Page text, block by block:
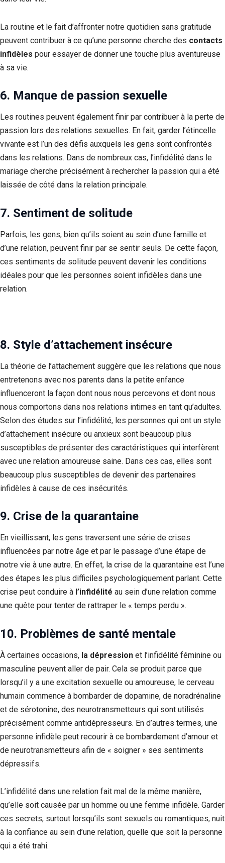
La routine et le fait d’affronter notre quotidien sans gratitude
peuvent contribuer à ce qu’une personne cherche des contacts
infidèles pour essayer de donner une touche plus aventureuse
à sa vie.
6. Manque de passion sexuelle
Les routines peuvent également finir par contribuer à la perte de
passion lors des relations sexuelles. En fait, garder l’étincelle
vivante est l’un des défis auxquels les gens sont confrontés
dans les relations. Dans de nombreux cas, l’infidélité dans le
mariage cherche précisément à rechercher la passion qui a été
laissée de côté dans la relation principale.
7. Sentiment de solitude
Parfois, les gens, bien qu’ils soient au sein d’une famille et
d’une relation, peuvent finir par se sentir seuls. De cette façon,
ces sentiments de solitude peuvent devenir les conditions
idéales pour que les personnes soient infidèles dans une
relation.
8. Style d’attachement insécure
La théorie de l’attachement suggère que les relations que nous
entretenons avec nos parents dans la petite enfance
influenceront la façon dont nous nous percevons et dont nous
nous comportons dans nos relations intimes en tant qu’adultes.
Selon des études sur l’infidélité, les personnes qui ont un style
d’attachement insécure ou anxieux sont beaucoup plus
susceptibles de présenter des caractéristiques qui interfèrent
avec une relation amoureuse saine. Dans ces cas, elles sont
beaucoup plus susceptibles de devenir des partenaires
infidèles à cause de ces insécurités.
9. Crise de la quarantaine
En vieillissant, les gens traversent une série de crises
influencées par notre âge et par le passage d’une étape de
notre vie à une autre. En effet, la crise de la quarantaine est l’une
des étapes les plus difficiles psychologiquement parlant. Cette
crise peut conduire à l’infidélité au sein d’une relation comme
une quête pour tenter de rattraper le « temps perdu ».
10. Problèmes de santé mentale
À certaines occasions, la dépression et l’infidélité féminine ou
masculine peuvent aller de pair. Cela se produit parce que
lorsqu’il y a une excitation sexuelle ou amoureuse, le cerveau
humain commence à bombarder de dopamine, de noradrénaline
et de sérotonine, des neurotransmetteurs qui sont utilisés
précisément comme antidépresseurs. En d’autres termes, une
personne infidèle peut recourir à ce bombardement d’amour et
de neurotransmetteurs afin de « soigner » ses sentiments
dépressifs.
L’infidélité dans une relation fait mal de la même manière,
qu’elle soit causée par un homme ou une femme infidèle. Garder
ces secrets, surtout lorsqu’ils sont sexuels ou romantiques, nuit
à la confiance au sein d’une relation, quelle que soit la personne
qui a été trahi.